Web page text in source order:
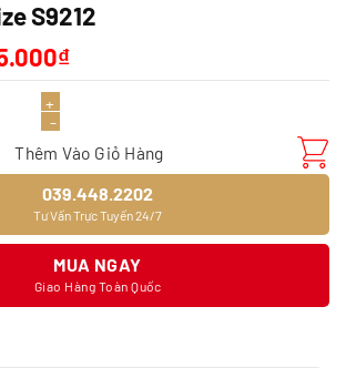
S9212
₫Giá
hiện
tại
số lượng
Thêm Vào Giỏ Hàng
039.448.2202
Tư Vấn Trực Tuyến 24/7
MUA NGAY
Giao Hàng Toàn Quốc